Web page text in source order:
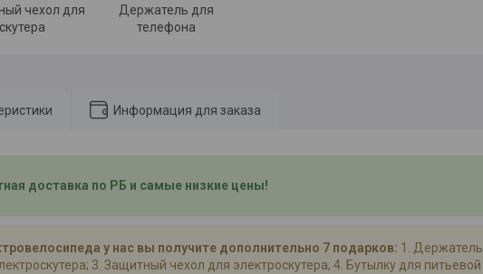
чехол для
скутера
Держатель для
телефона
Информация для заказа
доставка по РБ и самые низкие цены!
у нас вы получите дополнительно 7 подарков: 1. Держатель
3. Защитный чехол для электроскутера; 4. Бутылку для питьевой